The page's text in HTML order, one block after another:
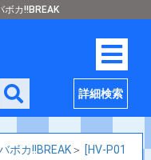
カ!!BREAK
詳細検索
ボカ!!BREAK＞ [HV-P01